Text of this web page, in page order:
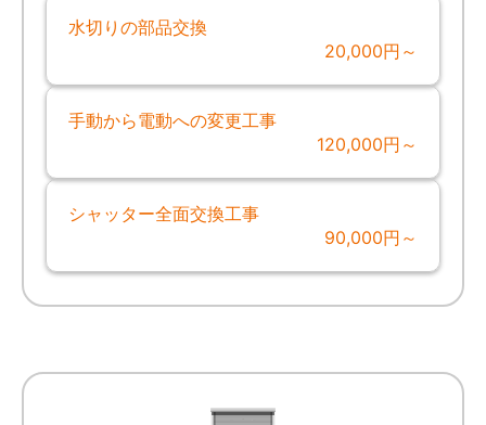
水切りの部品交換
20,000円～
手動から電動への変更工事
120,000円～
シャッター全面交換工事
90,000円～